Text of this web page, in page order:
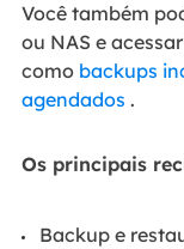
Você também
ou NAS e
como backups
agendados .
Os principais
Backup e